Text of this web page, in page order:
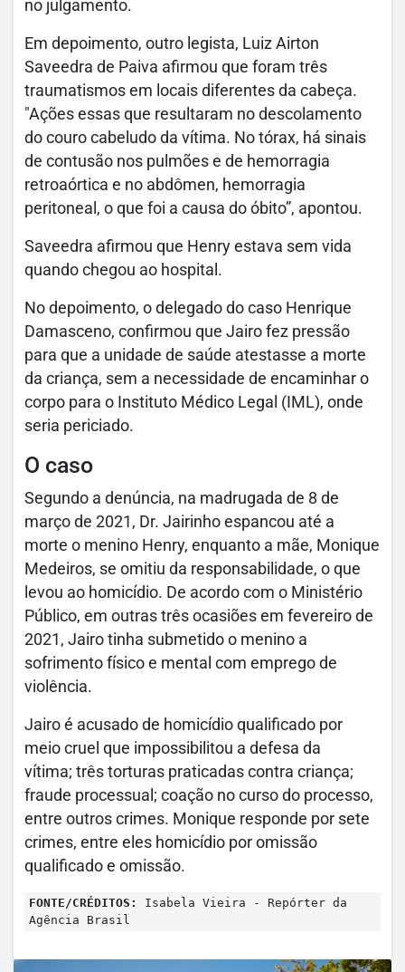
no julgamento.
Em depoimento, outro legista, Luiz Airton
Saveedra de Paiva afirmou que foram três
traumatismos em locais diferentes da cabeça.
"Ações essas que resultaram no descolamento
do couro cabeludo da vítima. No tórax, há sinais
de contusão nos pulmões e de hemorragia
retroaórtica e no abdômen, hemorragia
peritoneal, o que foi a causa do óbito”, apontou.
Saveedra afirmou que Henry estava sem vida
quando chegou ao hospital.
No depoimento, o delegado do caso Henrique
Damasceno, confirmou que Jairo fez pressão
para que a unidade de saúde atestasse a morte
da criança, sem a necessidade de encaminhar o
corpo para o Instituto Médico Legal (IML), onde
seria periciado.
O caso
Segundo a denúncia, na madrugada de 8 de
março de 2021, Dr. Jairinho espancou até a
morte o menino Henry, enquanto a mãe, Monique
Medeiros, se omitiu da responsabilidade, o que
levou ao homicídio. De acordo com o Ministério
Público, em outras três ocasiões em fevereiro de
2021, Jairo tinha submetido o menino a
sofrimento físico e mental com emprego de
violência.
Jairo é acusado de homicídio qualificado por
meio cruel que impossibilitou a defesa da
vítima; três torturas praticadas contra criança;
fraude processual; coação no curso do processo,
entre outros crimes. Monique responde por sete
crimes, entre eles homicídio por omissão
qualificado e omissão.
FONTE/CRÉDITOS:
Isabela Vieira - Repórter da
Agência Brasil